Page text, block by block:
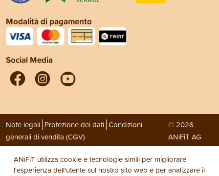
Modalità di pagamento
Social Media
Note legali Protezione dei dati Condizioni
generali di vendita (CGV)
© 2026
ANiFiT AG
ANiFiT utilizza cookie e tecnologie simili per migliorare
l'esperienza dell'utente sul nostro sito web e per analizzare il